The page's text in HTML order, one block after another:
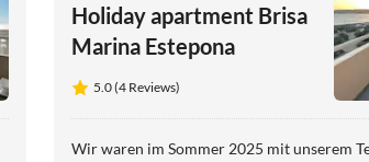
Holiday apartment Brisa
Marina Estepona
5.0 (4 Reviews)
Wir waren im Sommer 2025 mit unserem